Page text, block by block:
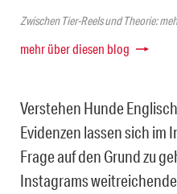
Zwischen Tier-Reels und Theorie:
mehr über diesen blog
Verstehen Hunde
Evidenzen lassen sich im
Frage auf den Grund zu
Instagrams